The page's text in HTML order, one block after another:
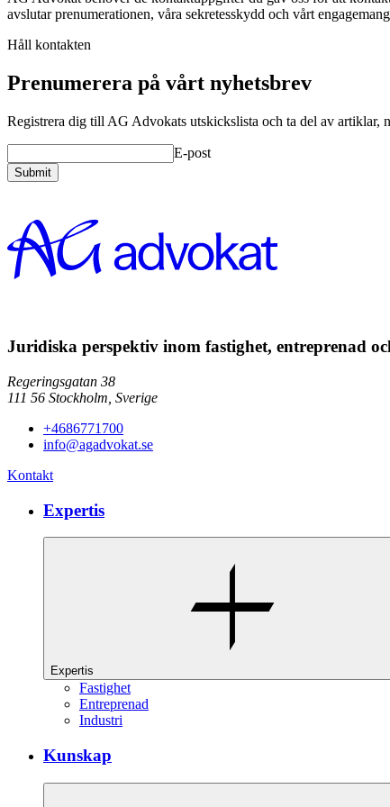
avslutar prenumerationen, våra sekretesskydd och vårt
Håll kontakten
Prenumerera på vårt nyhetsbrev
Registrera dig till AG Advokats utskickslista och ta del av artiklar,
E-post
Submit
Juridiska perspektiv inom fastighet, entreprenad
Regeringsgatan 38
111 56 Stockholm, Sverige
+4686771700
info@agadvokat.se
Kontakt
Expertis
Expertis
Fastighet
Entreprenad
Industri
Kunskap